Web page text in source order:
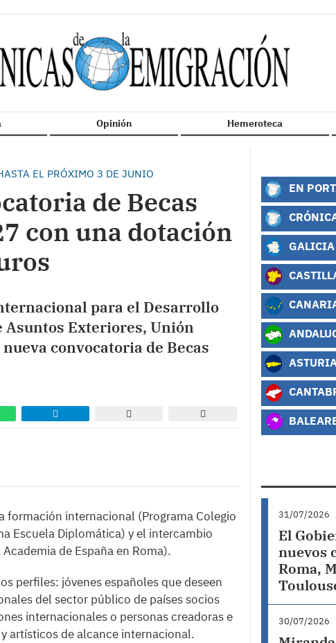
Opinión Hemeroteca
EL PRÓXIMO 3 DE JUNIO
de Becas
con una dotación
para el Desarrollo
Asuntos Exteriores, Unión
convocatoria de Becas
formación internacional (Programa Colegio
Escuela Diplomática) y el intercambio
de España en Roma).
perfiles: jóvenes españoles que deseen
del sector público de países socios
internacionales o personas creadoras e
artísticos de alcance internacional.
EN
GALICIA
31/07/2026
El
nuevos
Roma,
30/07/2026